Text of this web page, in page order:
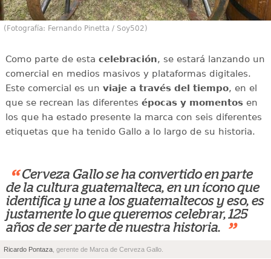
(Fotografía: Fernando Pinetta / Soy502)
Como parte de esta celebración, se estará lanzando un
comercial en medios masivos y plataformas digitales.
Este comercial es un viaje a través del tiempo, en el
que se recrean las diferentes épocas y momentosen
los que ha estado presente la marca con seis diferentes
etiquetas que ha tenido Gallo a lo largo de su historia.
“ Cerveza Gallo se ha convertido en parte
de la cultura guatemalteca, en un ícono que
identifica y une a los guatemaltecos y eso, es
justamente lo que queremos celebrar, 125
años de ser parte de nuestra historia.
”
Ricardo Pontaza , gerente de Marca de Cerveza Gallo.